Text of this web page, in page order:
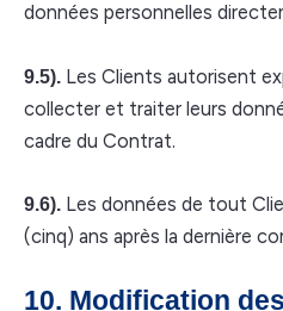
données personnelles
9.5). Les Clients autorisent
collecter et traiter leurs
cadre du Contrat.
9.6). Les données de tout
(cinq) ans après la dernière
10. Modification